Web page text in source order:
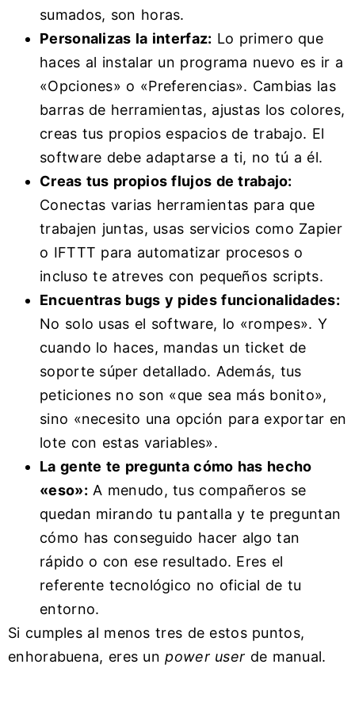
sumados, son horas.
Personalizas la interfaz: Lo primero que
haces al instalar un programa nuevo es ir a
«Opciones» o «Preferencias». Cambias las
barras de herramientas, ajustas los colores,
creas tus propios espacios de trabajo. El
software debe adaptarse a ti, no tú a él.
Creas tus propios flujos de trabajo:
Conectas varias herramientas para que
trabajen juntas, usas servicios como Zapier
o IFTTT para automatizar procesos o
incluso te atreves con pequeños scripts.
Encuentras bugs y pides funcionalidades:
No solo usas el software, lo «rompes». Y
cuando lo haces, mandas un ticket de
soporte súper detallado. Además, tus
peticiones no son «que sea más bonito»,
sino «necesito una opción para exportar en
lote con estas variables».
La gente te pregunta cómo has hecho
«eso»: A menudo, tus compañeros se
quedan mirando tu pantalla y te preguntan
cómo has conseguido hacer algo tan
rápido o con ese resultado. Eres el
referente tecnológico no oficial de tu
entorno.
Si cumples al menos tres de estos puntos,
enhorabuena, eres unpower user de manual.